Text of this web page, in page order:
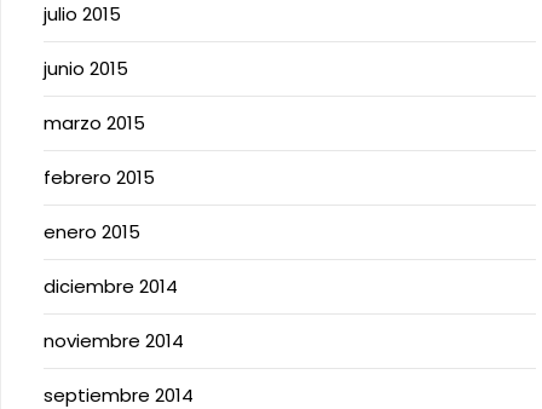
julio 2015
junio 2015
marzo 2015
febrero 2015
enero 2015
diciembre 2014
noviembre 2014
septiembre 2014